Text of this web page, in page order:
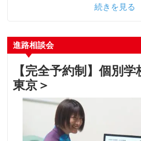
続きを見る
進路相談会
【完全予約制】個別
東京＞